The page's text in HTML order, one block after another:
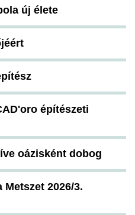
új élete
építészeti
oázisként dobog
2026/3.